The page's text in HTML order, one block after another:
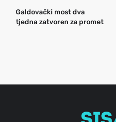
Galdovački most dva
tjedna zatvoren za promet